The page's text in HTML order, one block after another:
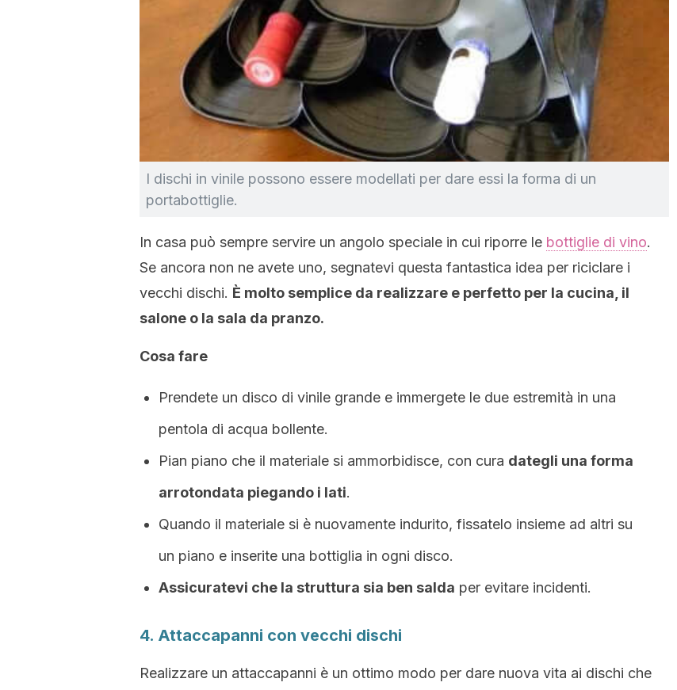
I dischi in vinile possono essere modellati per dare essi la forma di un
portabottiglie.
In casa può sempre servire un angolo speciale in cui riporre le bottiglie di vino.
Se ancora non ne avete uno, segnatevi questa fantastica idea per riciclare i
vecchi dischi. È molto semplice da realizzare e perfetto per la cucina, il
salone o la sala da pranzo.
Cosa fare
Prendete un disco di vinile grande e immergete le due estremità in una
pentola di acqua bollente.
Pian piano che il materiale si ammorbidisce, con cura dategli una forma
arrotondata piegando i lati.
Quando il materiale si è nuovamente indurito, fissatelo insieme ad altri su
un piano e inserite una bottiglia in ogni disco.
Assicuratevi che la struttura sia ben salda per evitare incidenti.
4. Attaccapanni con vecchi dischi
Realizzare un attaccapanni è un ottimo modo per dare nuova vita ai dischi che